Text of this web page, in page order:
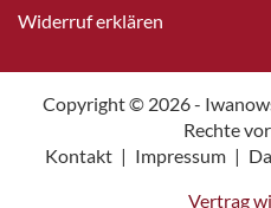
Widerruf erklären
Copyright © 2026 -
Rechte
Kontakt | Impressum |
Vertrag